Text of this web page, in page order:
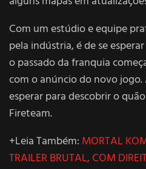
Com um estúdio e equipe
pela indústria, é de se
o passado da franquia
com o anúncio do novo
esperar para descobrir o
Fireteam.
+Leia Também: MORTAL
TRAILER BRUTAL, COM